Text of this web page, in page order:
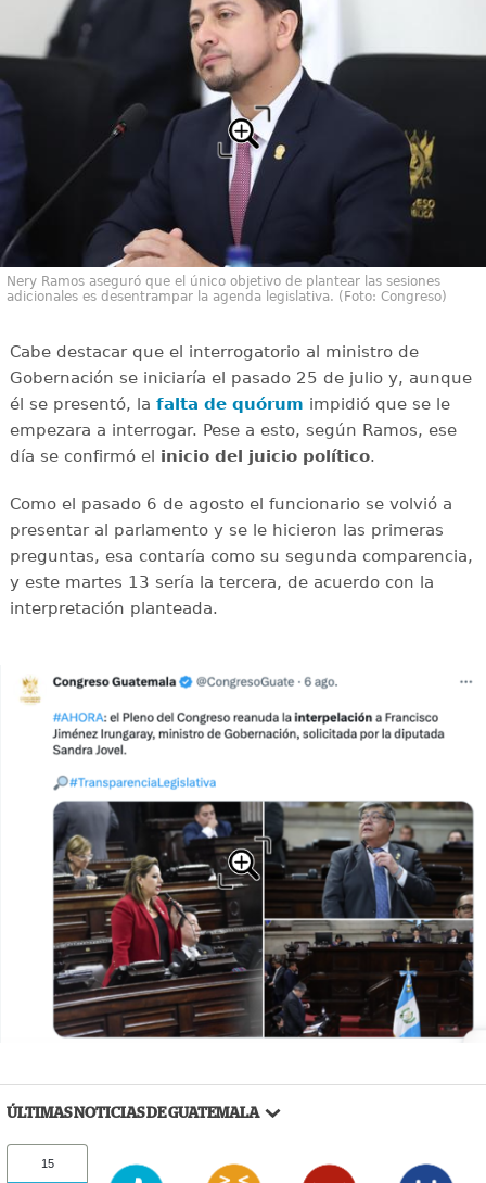
Nery Ramos aseguró que el único objetivo de plantear las sesiones
adicionales es desentrampar la agenda legislativa. (Foto: Congreso)
Cabe destacar que el interrogatorio al ministro de
Gobernación se iniciaría el pasado 25 de julio y, aunque
él se presentó, la falta de quórum impidió que se le
empezara a interrogar. Pese a esto, según Ramos, ese
día se confirmó el inicio del juicio político.
Como el pasado 6 de agosto el funcionario se volvió a
presentar al parlamento y se le hicieron las primeras
preguntas, esa contaría como su segunda comparencia,
y este martes 13 sería la tercera, de acuerdo con la
interpretación planteada.
ÚLTIMAS NOTICIAS DE GUATEMALA
15